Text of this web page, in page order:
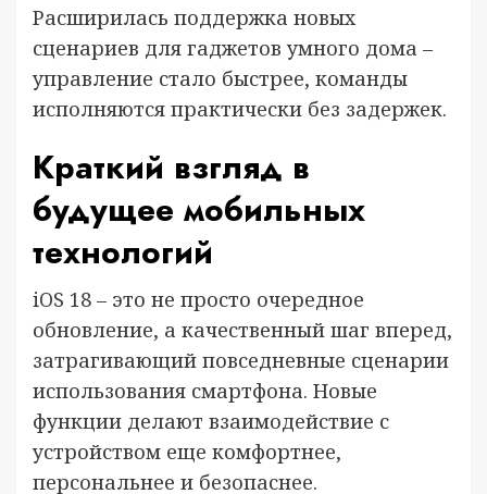
Расширилась поддержка новых
сценариев для гаджетов умного дома –
управление стало быстрее, команды
исполняются практически без задержек.
Краткий взгляд в
будущее мобильных
технологий
iOS 18 – это не просто очередное
обновление, а качественный шаг вперед,
затрагивающий повседневные сценарии
использования смартфона. Новые
функции делают взаимодействие с
устройством еще комфортнее,
персональнее и безопаснее.